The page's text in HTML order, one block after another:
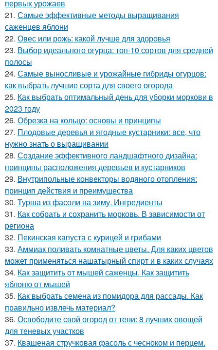
первых урожаев
21. Самые эффективные методы выращивания
саженцев яблони
22. Овес или рожь: какой лучше для здоровья
23. Выбор идеального огурца: топ-10 сортов для средней
полосы
24. Самые выносливые и урожайные гибриды огурцов:
как выбрать лучшие сорта для своего огорода
25. Как выбрать оптимальный день для уборки моркови в
2023 году
26. Обрезка на кольцо: основы и принципы
27. Плодовые деревья и ягодные кустарники: все, что
нужно знать о выращивании
28. Создание эффективного ландшафтного дизайна:
принципы расположения деревьев и кустарников
29. Внутрипольные конвекторы водяного отопления:
принцип действия и преимущества
30. Турша из фасоли на зиму. Ингредиенты
31. Как собрать и сохранить морковь. В зависимости от
региона
32. Пекинская капуста с курицей и грибами
33. Аммиак поливать комнатные цветы. Для каких цветов
может применяться нашатырный спирт и в каких случаях
34. Как защитить от мышей саженцы. Как защитить
яблоню от мышей
35. Как выбрать семена из помидора для рассады. Как
правильно извлечь материал?
36. Освободите свой огород от тени: 8 лучших овощей
для теневых участков
37. Квашеная стручковая фасоль с чесноком и перцем.